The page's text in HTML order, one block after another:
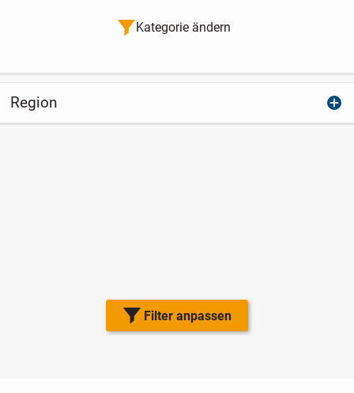
Filter anpassen
Kategorie ändern
Region